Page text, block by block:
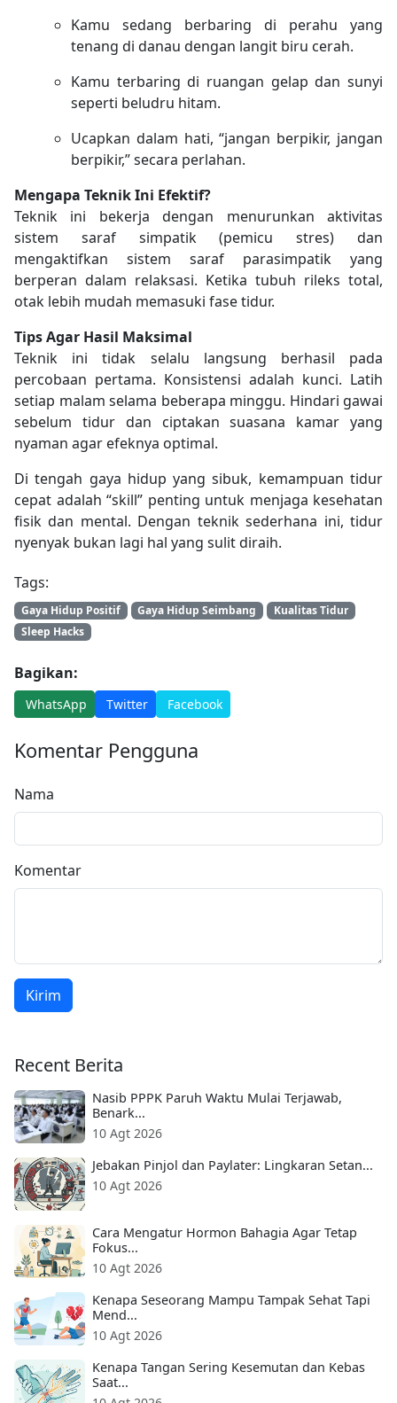
Kamu sedang berbaring di perahu yang
tenang di danau dengan langit biru cerah.
Kamu terbaring di ruangan gelap dan sunyi
seperti beludru hitam.
Ucapkan dalam hati, “jangan berpikir, jangan
berpikir,” secara perlahan.
Mengapa Teknik Ini Efektif?
Teknik ini bekerja dengan menurunkan aktivitas
sistem saraf simpatik (pemicu stres) dan
mengaktifkan sistem saraf parasimpatik yang
berperan dalam relaksasi. Ketika tubuh rileks total,
otak lebih mudah memasuki fase tidur.
Tips Agar Hasil Maksimal
Teknik ini tidak selalu langsung berhasil pada
percobaan pertama. Konsistensi adalah kunci. Latih
setiap malam selama beberapa minggu. Hindari gawai
sebelum tidur dan ciptakan suasana kamar yang
nyaman agar efeknya optimal.
Di tengah gaya hidup yang sibuk, kemampuan tidur
cepat adalah “skill” penting untuk menjaga kesehatan
fisik dan mental. Dengan teknik sederhana ini, tidur
nyenyak bukan lagi hal yang sulit diraih.
Tags:
Gaya Hidup Positif Gaya Hidup Seimbang
Kualitas Tidur
Sleep Hacks
Bagikan:
WhatsApp Twitter Facebook
Komentar Pengguna
Nama
Komentar
Kirim
Recent Berita
Nasib PPPK Paruh Waktu Mulai Terjawab,
Benark...
10 Agt 2026
Jebakan Pinjol dan Paylater: Lingkaran Setan...
10 Agt 2026
Cara Mengatur Hormon Bahagia Agar Tetap
Fokus...
10 Agt 2026
Kenapa Seseorang Mampu Tampak Sehat Tapi
Mend...
10 Agt 2026
Kenapa Tangan Sering Kesemutan dan Kebas
Saat...